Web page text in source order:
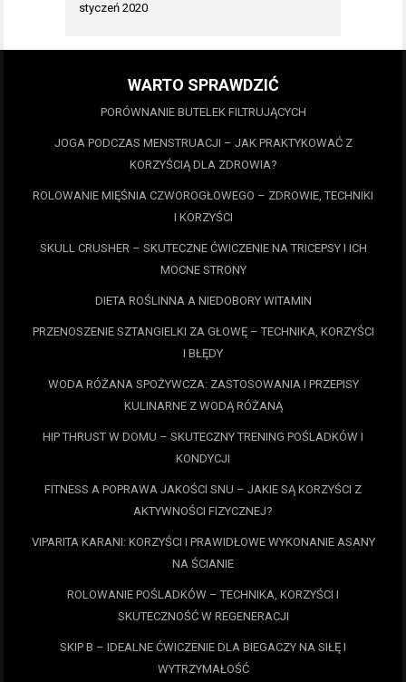
styczeń 2020
WARTO SPRAWDZIĆ
PORÓWNANIE BUTELEK FILTRUJĄCYCH
JOGA PODCZAS MENSTRUACJI – JAK PRAKTYKOWAĆ Z
KORZYŚCIĄ DLA ZDROWIA?
ROLOWANIE MIĘŚNIA CZWOROGŁOWEGO – ZDROWIE, TECHNIKI
I KORZYŚCI
SKULL CRUSHER – SKUTECZNE ĆWICZENIE NA TRICEPSY I ICH
MOCNE STRONY
DIETA ROŚLINNA A NIEDOBORY WITAMIN
PRZENOSZENIE SZTANGIELKI ZA GŁOWĘ – TECHNIKA, KORZYŚCI
I BŁĘDY
WODA RÓŻANA SPOŻYWCZA: ZASTOSOWANIA I PRZEPISY
KULINARNE Z WODĄ RÓŻANĄ
HIP THRUST W DOMU – SKUTECZNY TRENING POŚLADKÓW I
KONDYCJI
FITNESS A POPRAWA JAKOŚCI SNU – JAKIE SĄ KORZYŚCI Z
AKTYWNOŚCI FIZYCZNEJ?
VIPARITA KARANI: KORZYŚCI I PRAWIDŁOWE WYKONANIE ASANY
NA ŚCIANIE
ROLOWANIE POŚLADKÓW – TECHNIKA, KORZYŚCI I
SKUTECZNOŚĆ W REGENERACJI
SKIP B – IDEALNE ĆWICZENIE DLA BIEGACZY NA SIŁĘ I
WYTRZYMAŁOŚĆ